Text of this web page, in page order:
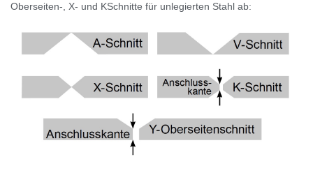
Oberseiten-, X- und KSchnitte für unlegierten Stahl ab: